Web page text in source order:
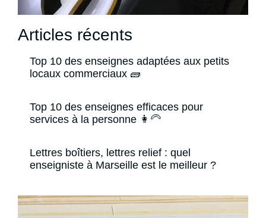
Articles récents
Top 10 des enseignes adaptées aux petits
locaux commerciaux 🧱
Top 10 des enseignes efficaces pour
services à la personne 👩‍🦳
Lettres boîtiers, lettres relief : quel
enseigniste à Marseille est le meilleur ?